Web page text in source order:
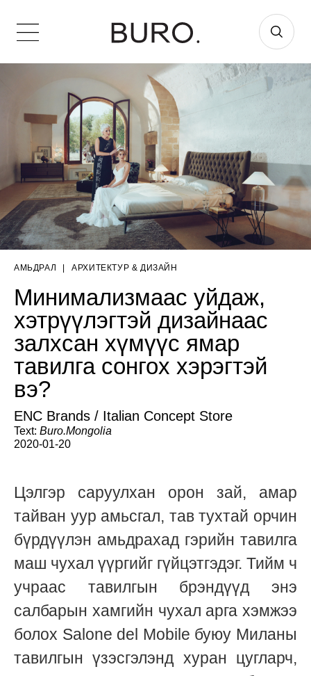
АМЬДРАЛ AРХИТЕКТУР & ДИЗАЙН
Минимализмаас уйдаж,
хэтрүүлэгтэй дизайнаас
залхсан хүмүүс ямар
тавилга сонгох хэрэгтэй
вэ?
ENC Brands / Italian Concept Store
Text: Buro.Mongolia
2020-01-20
Цэлгэр саруулхан орон зай, амар
тайван уур амьсгал, тав тухтай орчин
бүрдүүлэн амьдрахад гэрийн тавилга
маш чухал үүргийг гүйцэтгэдэг. Тийм ч
учраас тавилгын брэндүүд энэ
салбарын хамгийн чухал арга хэмжээ
болох Salone del Mobile буюу Миланы
тавилгын үзэсгэлэнд хуран цугларч,